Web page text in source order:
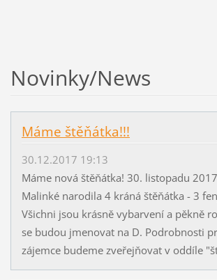
Novinky/News
Máme štěňátka!!!
30.12.2017 19:13
Máme nová štěňátka! 30. listopadu
Malinké narodila 4 kráná štěňátka - 3
Všichni jsou krásně vybarvení a pěkně
se budou jmenovat na D. Podrobnosti
zájemce budeme zveřejňovat v oddíle